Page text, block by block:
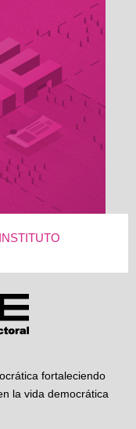
fortaleciendo
la vida democrática